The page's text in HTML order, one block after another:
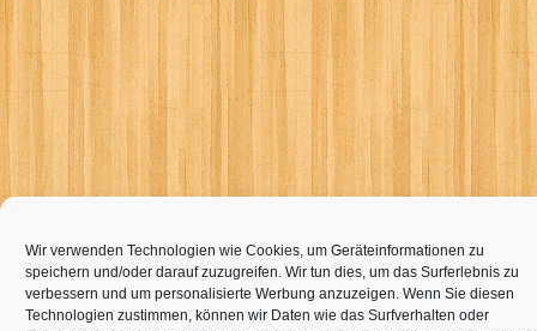
Wir verwenden Technologien wie Cookies, um Geräteinformationen zu
speichern und/oder darauf zuzugreifen. Wir tun dies, um das Surferlebnis zu
verbessern und um personalisierte Werbung anzuzeigen. Wenn Sie diesen
Technologien zustimmen, können wir Daten wie das Surfverhalten oder